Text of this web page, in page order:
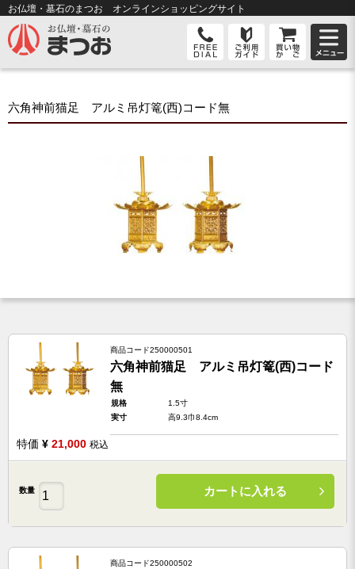
お仏壇・墓石のまつお オンラインショッピングサイト
六角神前猫足 アルミ吊灯篭(西)コード無
商品コード250000501
六角神前猫足 アルミ吊灯篭(西)コード
無
規格
1.5寸
実寸
高9.3巾8.4cm
特価 ¥ 21,000 税込
数量 カートに入れる
商品コード250000502